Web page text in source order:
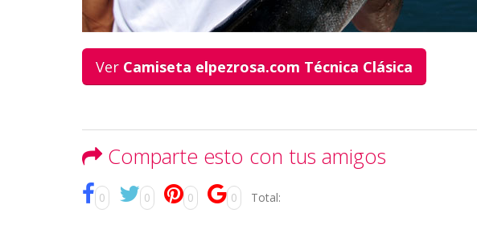
Ver Camiseta elpezrosa.com Técnica Clásica
Comparte esto con tus amigos
0 0 0 0 Total: